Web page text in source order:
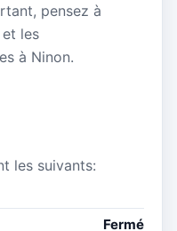
pensez à
les
à Ninon.
les suivants:
Fermé